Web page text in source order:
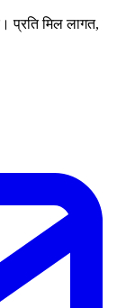
प्रति मिल लागत,